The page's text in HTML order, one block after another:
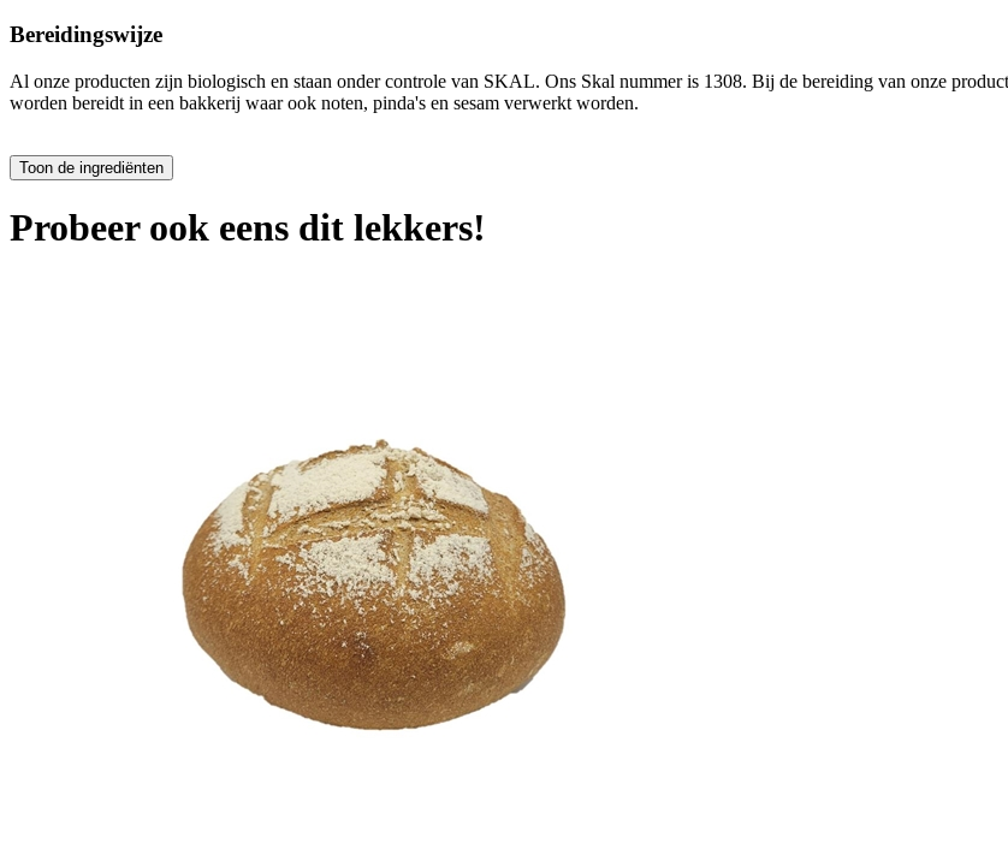
Bereidingswijze
Al onze producten zijn biologisch en staan onder controle van SKAL. Ons Skal nummer is 1308. Bij de bereiding van onze
worden bereidt in een bakkerij waar ook noten, pinda's en sesam verwerkt worden.
Probeer ook eens dit lekkers!